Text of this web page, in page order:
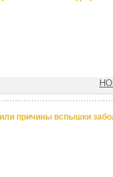
причины вспышки